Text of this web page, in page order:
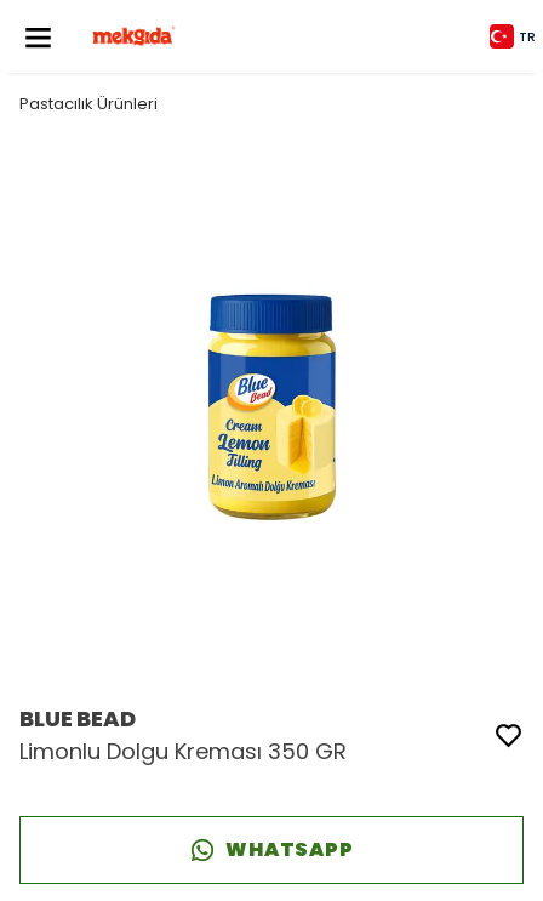
TR
Pastacılık Ürünleri
BLUE BEAD
Limonlu Dolgu Kreması 350 GR
WHATSAPP